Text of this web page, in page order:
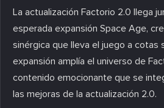
La actualización Factorio 2.0 llega
esperada expansión Space Age,
sinérgica que lleva el juego a cotas
expansión amplía el universo de
contenido emocionante que se
las mejoras de la actualización 2.0.